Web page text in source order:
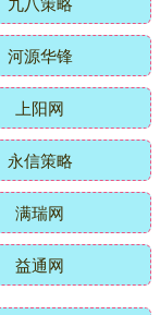
河源华锋
上阳网
永信策略
满瑞网
益通网